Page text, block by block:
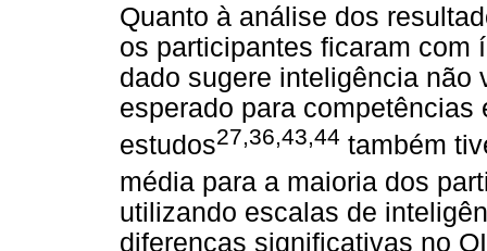
Quanto à análise dos
os participantes ficaram com
dado sugere inteligência não
esperado para
estudos27,36,43,44 também
média para a maioria dos
utilizando escalas de
diferenças significativas no